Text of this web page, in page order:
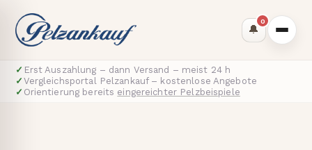
🔔
0
✓ Erst Auszahlung – dann Versand – meist 24 h
✓ Vergleichsportal Pelzankauf – kostenlose Angebote
✓ Orientierung bereits eingereichter Pelzbeispiele